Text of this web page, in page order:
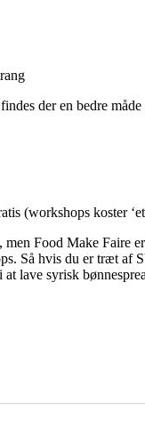
der en bedre
(workshops koster
Food Make Faire
Så hvis du er træt af
lave syrisk